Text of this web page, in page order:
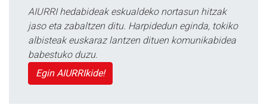
AIURRI hedabideak eskualdeko nortasun hitzak
jaso eta zabaltzen ditu. Harpidedun eginda, tokiko
albisteak euskaraz lantzen dituen komunikabidea
babestuko duzu.
Egin AIURRIkide!